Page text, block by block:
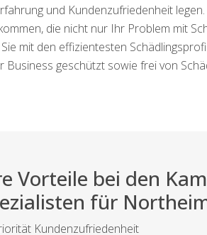
und Kundenzufriedenheit
die nicht nur Ihr Problem mit
mit den effizientesten
geschützt sowie frei von
Vorteile bei den
für
Kundenzufriedenheit